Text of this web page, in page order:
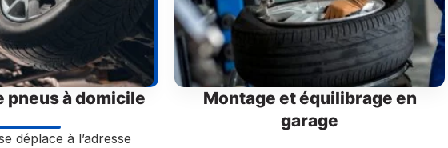
pneus à domicile
déplace à l’adresse
Montage et équilibrage en
garage